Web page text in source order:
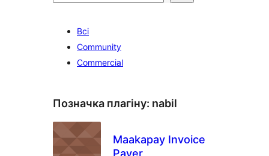
Всі
Community
Commercial
Позначка плагіну: nabil
Maakapay Invoice
Payer